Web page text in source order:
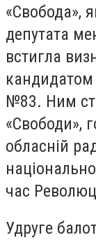
«Свобода»,
депутата
встигла
кандидатом
№83. Ним
«Свободи»,
обласній
час
Удруге